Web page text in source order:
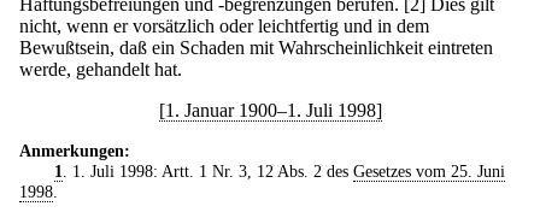
Haftungsbefreiungen und -begrenzungen berufen. [2] Dies gilt
nicht, wenn er vorsätzlich oder leichtfertig und in dem
Bewußtsein, daß ein Schaden mit Wahrscheinlichkeit eintreten
werde, gehandelt hat.
[1. Januar 1900–1. Juli 1998]
Anmerkungen:
1
. 1. Juli 1998: Artt. 1 Nr. 3, 12 Abs. 2 des Gesetzes vom 25. Juni
1998